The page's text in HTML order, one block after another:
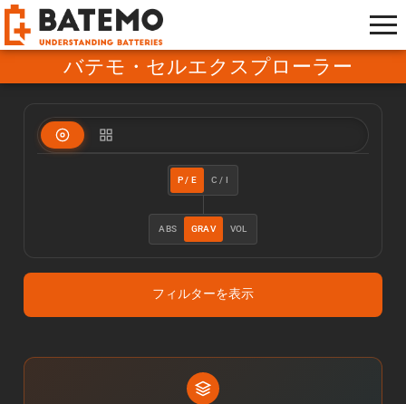
バテモ・セルエクスプローラー
P / E C / I
ABS GRAV VOL
フィルターを表示